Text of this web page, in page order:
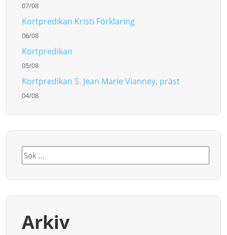
07/08
Kortpredikan Kristi Förklaring
06/08
Kortpredikan
05/08
Kortpredikan S. Jean Marie Vianney, präst
04/08
Sök
efter:
Arkiv